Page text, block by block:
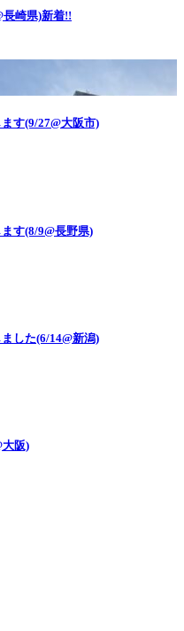
長崎県)新着!!
す(9/27@大阪市)
す(8/9@長野県)
した(6/14@新潟)
大阪)